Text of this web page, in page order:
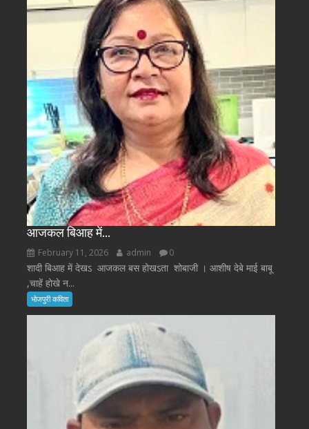
आजकल बिआह में…
February 11, 2026 admin 0
शादी बिआह में देखऽ आजकल बस होखऽता शोबाजी । आशीष देबे माई बाबू
,चाहें होखे न...
भोजपुरी कविता